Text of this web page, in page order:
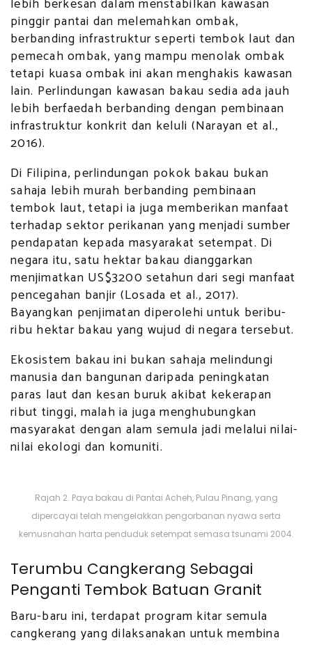
lebih berkesan dalam menstabilkan kawasan
pinggir pantai dan melemahkan ombak,
berbanding infrastruktur seperti tembok laut dan
pemecah ombak, yang mampu menolak ombak
tetapi kuasa ombak ini akan menghakis kawasan
lain. Perlindungan kawasan bakau sedia ada jauh
lebih berfaedah berbanding dengan pembinaan
infrastruktur konkrit dan keluli (Narayan et al.,
2016).
Di Filipina, perlindungan pokok bakau bukan
sahaja lebih murah berbanding pembinaan
tembok laut, tetapi ia juga memberikan manfaat
terhadap sektor perikanan yang menjadi sumber
pendapatan kepada masyarakat setempat. Di
negara itu, satu hektar bakau dianggarkan
menjimatkan US$3200 setahun dari segi manfaat
pencegahan banjir (Losada et al., 2017).
Bayangkan penjimatan diperolehi untuk beribu-
ribu hektar bakau yang wujud di negara tersebut.
Ekosistem bakau ini bukan sahaja melindungi
manusia dan bangunan daripada peningkatan
paras laut dan kesan buruk akibat kekerapan
ribut tinggi, malah ia juga menghubungkan
masyarakat dengan alam semula jadi melalui nilai-
nilai ekologi dan komuniti.
Rajah 2. Paya bakau di Pantai Acheh, Pulau Pinang, yang
dipercayai telah mengelakkan pengorbanan nyawa serta
kemusnahan harta penduduk setempat semasa tsunami 2004.
Terumbu Cangkerang Sebagai
Penganti Tembok Batuan Granit
Baru-baru ini, terdapat program kitar semula
cangkerang yang dilaksanakan untuk membina